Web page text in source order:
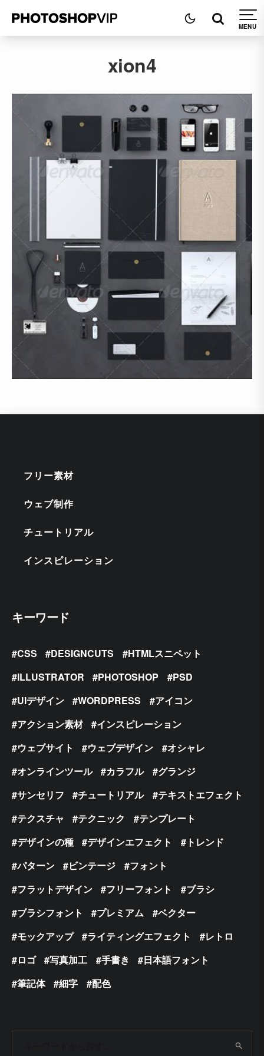
xion4
フリー素材
ウェブ制作
チュートリアル
インスピレーション
キーワード
CSS DESIGNCUTS
HTMLスニペット
ILLUSTRATOR
PHOTOSHOP
PSD
UIデザイン
WORDPRESS
アイコン
アクション素材
インスピレーション
ウェブサイト
ウェブデザイン
オシャレ
オンラインツール
カラフル
グランジ
サンセリフ
チュートリアル
テキストエフェクト
テクスチャ
テクニック
テンプレート
デザインの種
デザインエフェクト
トレンド
パターン
ビンテージ
フォント
フラットデザイン
フリーフォント
ブラシ
ブラシフォント
プレミアム
ベクター
モックアップ
ライティングエフェクト
レトロ
ロゴ
写真加工 手書き
日本語フォント
筆記体
細字 配色